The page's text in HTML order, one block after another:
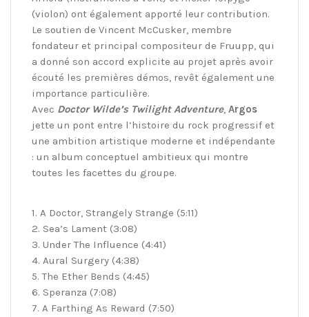
(violon) ont également apporté leur contribution.
Le soutien de Vincent McCusker, membre
fondateur et principal compositeur de Fruupp, qui
a donné son accord explicite au projet après avoir
écouté les premières démos, revêt également une
importance particulière.
Avec Doctor Wilde’s Twilight Adventure, Argos
jette un pont entre l’histoire du rock progressif et
une ambition artistique moderne et indépendante
: un album conceptuel ambitieux qui montre
toutes les facettes du groupe.
1. A Doctor, Strangely Strange (5:11)
2. Sea’s Lament (3:08)
3. Under The Influence (4:41)
4. Aural Surgery (4:38)
5. The Ether Bends (4:45)
6. Speranza (7:08)
7. A Farthing As Reward (7:50)